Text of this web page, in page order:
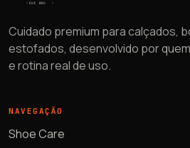
Cuidado premium para calçados,
estofados, desenvolvido por
e rotina real de uso.
NAVEGAÇÃO
Shoe Care